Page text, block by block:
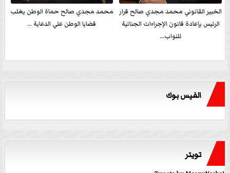
الخبير القانوني محمد مجدي صالح قرار
الرئيس بإعادة قانون الإجراءات الجنائية
للنواب...
محمد مجدي صالح حماة الوطن يغلب
قضايا الوطن علي الدعاية ...
الفيس بوك
تويتر